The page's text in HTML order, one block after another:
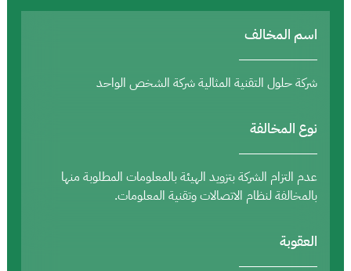
اسم المخالف
شركة حلول التقنية المثالية شركة الشخص الواحد
نوع المخالفة
عدم التزام الشركة بتزويد الهيئة بالمعلومات المطلوبة منها
بالمخالفة لنظام الاتصالات وتقنية المعلومات.
العقوبة